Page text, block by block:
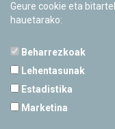
Geure cookie eta
hauetarako:
Beharrezkoak
Lehentasunak
Estadistika
Marketina